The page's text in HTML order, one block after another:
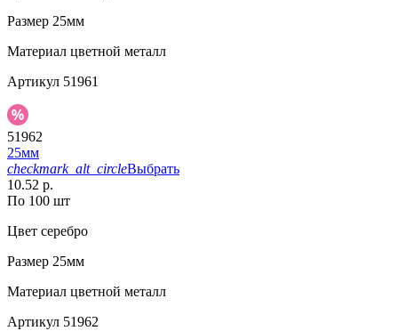
Размер 25мм
Материал цветной металл
Артикул 51961
51962
25мм
checkmark_alt_circleВыбрать
10.52 р.
По 100 шт
Цвет серебро
Размер 25мм
Материал цветной металл
Артикул 51962